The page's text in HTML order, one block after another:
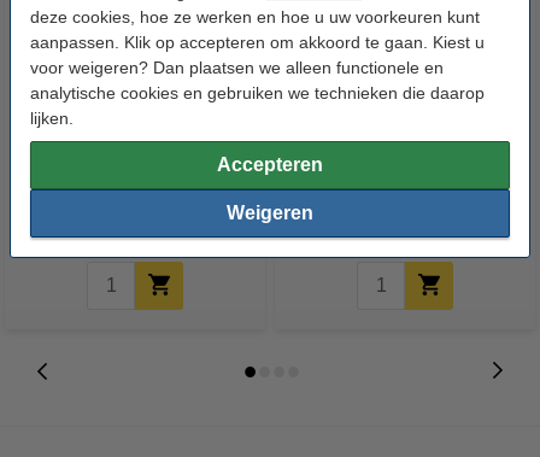
deze cookies, hoe ze werken en hoe u uw voorkeuren kunt
aanpassen. Klik op accepteren om akkoord te gaan. Kiest u
voor weigeren? Dan plaatsen we alleen functionele en
analytische cookies en gebruiken we technieken die daarop
lijken.
Accepteren
Weigeren
3D pen PRO zwart met LCD